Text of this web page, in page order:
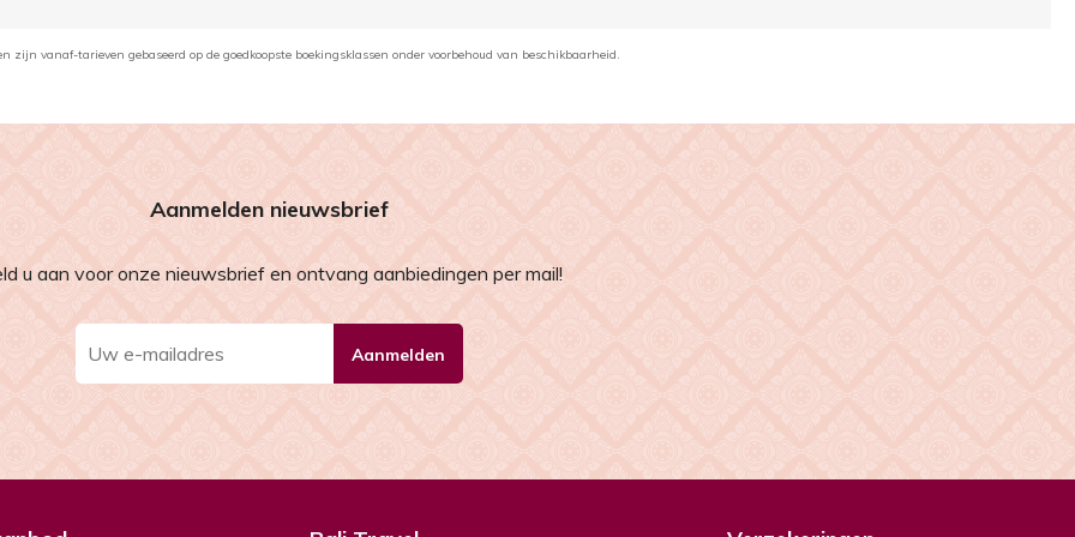
zijn vanaf-tarieven gebaseerd op de goedkoopste boekingsklassen onder voorbehoud van beschikbaarheid.
Aanmelden nieuwsbrief
u aan voor onze nieuwsbrief en ontvang aanbiedingen per mail!
Aanmelden